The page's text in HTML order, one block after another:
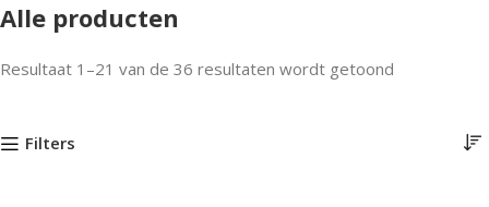
Alle producten
Resultaat 1–21 van de 36 resultaten wordt getoond
Filters